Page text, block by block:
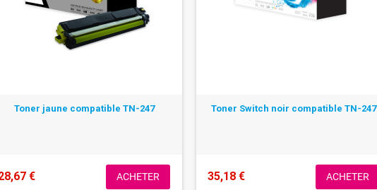
Toner jaune compatible TN-247
€ ACHETER
Toner Switch noir compatible TN-247
35,18 € ACHETER